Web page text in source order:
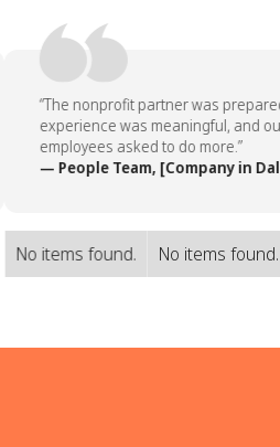
“The nonprofit partner was
experience was meaningful, and our
employees asked to do more.”
— People Team, [Company in
No items found. No items found.